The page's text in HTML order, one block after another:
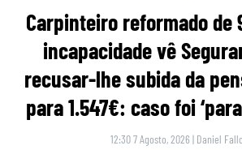
Carpinteiro reformado de
incapacidade vê
recusar-lhe subida da
para 1.547€: caso foi
12:30 7 Agosto, 2026 | Daniel